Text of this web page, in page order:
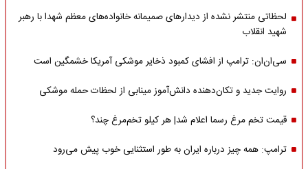
لحظاتی منتشر نشده از دیدارهای صمیمانه خانواده‌های معظم شهدا با رهبر
شهید انقلاب
سی‌ان‌ان: ترامپ از افشای کمبود ذخایر موشکی آمریکا خشمگین است
روایت جدید و تکان‌دهنده دانش‌آموز مینابی از لحظات حمله موشکی
قیمت تخم مرغ رسما اعلام شد| هر کیلو تخم‌مرغ چند؟
ترامپ: همه چیز درباره ایران به طور استثنایی خوب پیش می‌رود